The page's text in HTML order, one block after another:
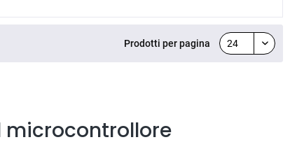
Prodotti per pagina
microcontrollore